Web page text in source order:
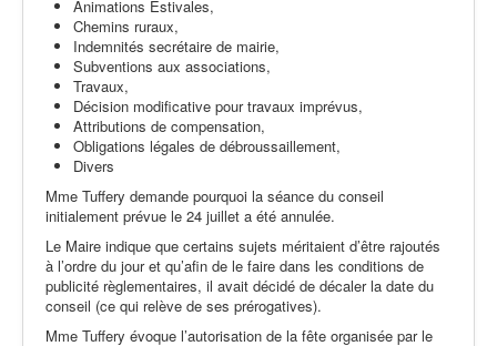
Animations Estivales,
Chemins ruraux,
Indemnités secrétaire de mairie,
Subventions aux associations,
Travaux,
Décision modificative pour travaux imprévus,
Attributions de compensation,
Obligations légales de débroussaillement,
Divers
Mme Tuffery demande pourquoi la séance du conseil
initialement prévue le 24 juillet a été annulée.
Le Maire indique que certains sujets méritaient d’être rajoutés
à l’ordre du jour et qu’afin de le faire dans les conditions de
publicité règlementaires, il avait décidé de décaler la date du
conseil (ce qui relève de ses prérogatives).
Mme Tuffery évoque l’autorisation de la fête organisée par le